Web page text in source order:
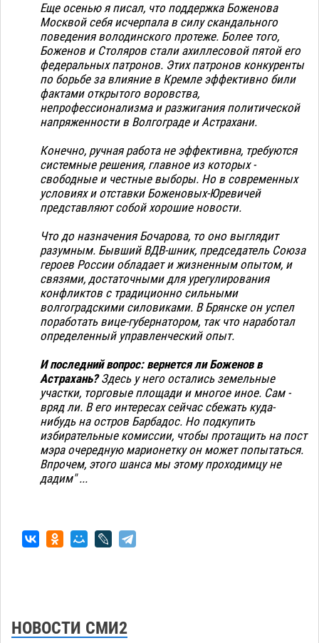
Еще осенью я писал, что поддержка Боженова
Москвой себя исчерпала в силу скандального
поведения володинского протеже. Более того,
Боженов и Столяров стали ахиллесовой пятой его
федеральных патронов. Этих патронов конкуренты
по борьбе за влияние в Кремле эффективно били
фактами открытого воровства,
непрофессионализма и разжигания политической
напряженности в Волгограде и Астрахани.
Конечно, ручная работа не эффективна, требуются
системные решения, главное из которых -
свободные и честные выборы. Но в современных
условиях и отставки Боженовых-Юревичей
представляют собой хорошие новости.
Что до назначения Бочарова, то оно выглядит
разумным. Бывший ВДВ-шник, председатель Союза
героев России обладает и жизненным опытом, и
связями, достаточными для урегулирования
конфликтов с традиционно сильными
волгоградскими силовиками. В Брянске он успел
поработать вице-губернатором, так что наработал
определенный управленческий опыт.
И последний вопрос: вернется ли Боженов в
Астрахань?Здесь у него остались земельные
участки, торговые площади и многое иное. Сам -
вряд ли. В его интересах сейчас сбежать куда-
нибудь на остров Барбадос. Но подкупить
избирательные комиссии, чтобы протащить на пост
мэра очередную марионетку он может попытаться.
Впрочем, этого шанса мы этому проходимцу не
дадим" ...
НОВОСТИ СМИ2